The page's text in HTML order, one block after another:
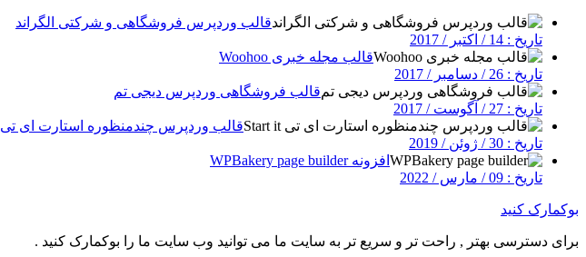
قالب وردپرس فروشگاهی و شرکتی الگراند
تاریخ : 14 / اکتبر / 2017
قالب مجله خبری Woohoo
تاریخ : 26 / دسامبر / 2017
قالب فروشگاهی وردپرس دیجی تم
تاریخ : 27 / آگوست / 2017
قالب وردپرس چندمنظوره استارت ای تی Start [...]
تاریخ : 30 / ژوئن / 2019
افزونه WPBakery page builder
تاریخ : 09 / مارس / 2022
بوکمارک کنید
برای دسترسی بهتر , راحت تر و سریع تر به سایت ما می توانید وب سایت ما را بوکمارک کنید .